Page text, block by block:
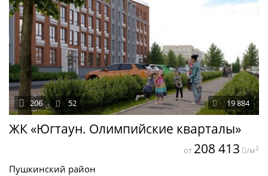
ЖК «Югтаун. Олимпийские кварталы»
19 884
206 52
Пушкинский район
от 208 413 /м2